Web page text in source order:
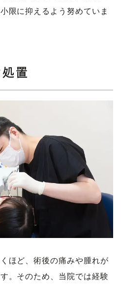
限に抑えるよう努めていま
置
ほど、術後の痛みや腫れが
。そのため、当院では経験